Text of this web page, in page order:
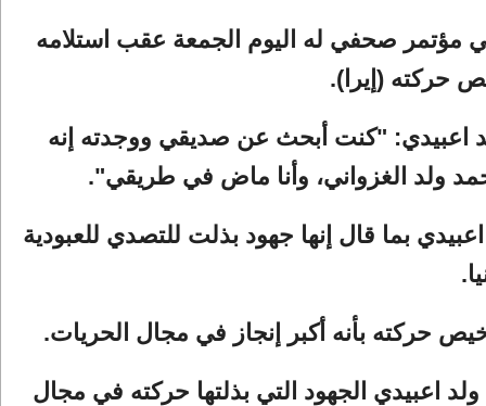
مؤتمر صحفي له اليوم الجمعة عقب استلامه
حركته (إيرا).
اعبيدي: "كنت أبحث عن صديقي ووجدته إنه
ولد الغزواني، وأنا ماض في طريقي".
بما قال إنها جهود بذلت للتصدي للعبودية
حركته بأنه أكبر إنجاز في مجال الحريات.
اعبيدي الجهود التي بذلتها حركته في مجال